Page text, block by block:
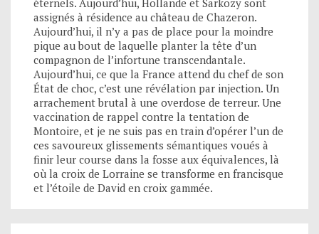
assignés à résidence au château de Chazeron.
Aujourd’hui, il n’y a pas de place pour la moindre
pique au bout de laquelle planter la tête d’un
compagnon de l’infortune transcendantale.
Aujourd’hui, ce que la France attend du chef de son
État de choc, c’est une révélation par injection. Un
arrachement brutal à une overdose de terreur. Une
vaccination de rappel contre la tentation de
Montoire, et je ne suis pas en train d’opérer l’un de
ces savoureux glissements sémantiques voués à
finir leur course dans la fosse aux équivalences, là
où la croix de Lorraine se transforme en francisque
et l’étoile de David en croix gammée.